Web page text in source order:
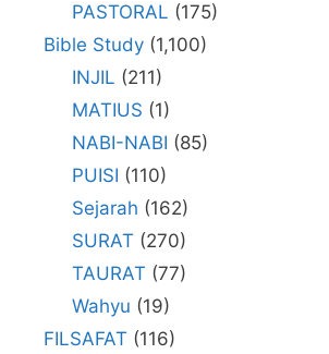
PASTORAL (175)
Bible Study (1,100)
INJIL (211)
MATIUS (1)
NABI-NABI (85)
PUISI (110)
Sejarah (162)
SURAT (270)
TAURAT (77)
Wahyu (19)
FILSAFAT (116)